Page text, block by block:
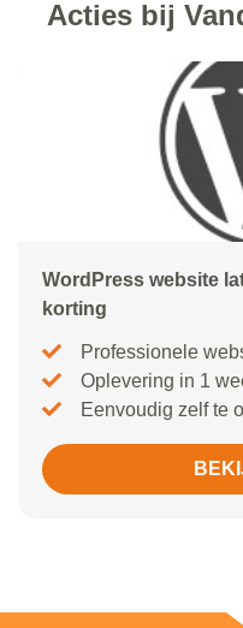
Acties bij
WordPress website
korting
Professionele
Oplevering in 1
Eenvoudig zelf te